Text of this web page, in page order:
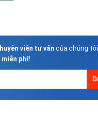
viên tư vấn của chúng
miễn phí!